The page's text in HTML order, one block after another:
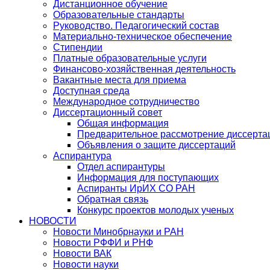
Дистанционное обучение
Образовательные стандарты
Руководство. Педагогический состав
Материально-техническое обеспечение
Стипендии
Платные образовательные услуги
Финансово-хозяйственная деятельность
Вакантные места для приема
Доступная среда
Международное сотрудничество
Диссертационный совет
Общая информация
Предварительное рассмотрение
Объявления о защите диссертаций
Аспирантура
Отдел аспирантуры
Информация для поступающих
Аспиранты ИрИХ СО РАН
Обратная связь
Конкурс проектов молодых ученых
НОВОСТИ
Новости Минобрнауки и РАН
Новости РФФИ и РНФ
Новости ВАК
Новости науки